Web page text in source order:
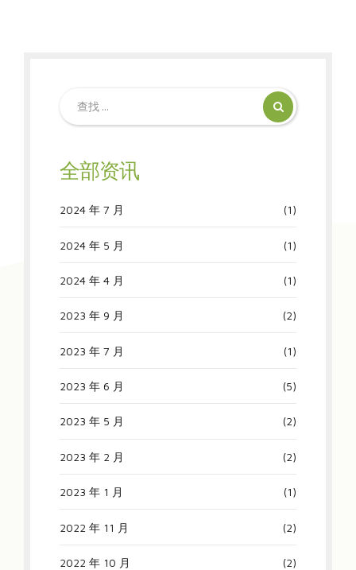
全部资讯
2024 年 7 月 (1)
2024 年 5 月 (1)
2024 年 4 月 (1)
2023 年 9 月 (2)
2023 年 7 月 (1)
2023 年 6 月 (5)
2023 年 5 月 (2)
2023 年 2 月 (2)
2023 年 1 月 (1)
2022 年 11 月 (2)
2022 年 10 月 (2)